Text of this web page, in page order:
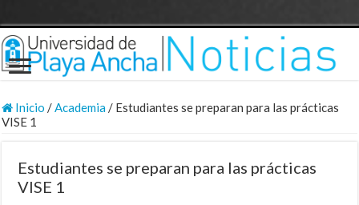
Inicio /Academia/ Estudiantes se preparan para las prácticas
VISE 1
Estudiantes se preparan para las prácticas
VISE 1